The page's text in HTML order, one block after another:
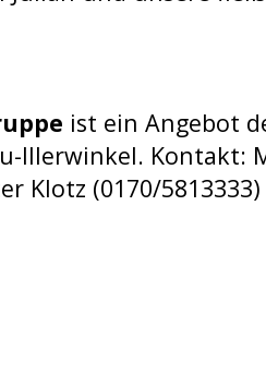
ist ein Angebot
Illerwinkel. Kontakt:
Klotz (0170/5813333)